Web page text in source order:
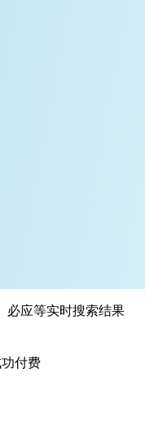
必应等实时搜索结果
付费